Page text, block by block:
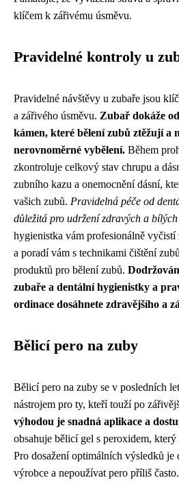
klíčem k zářivému úsměvu.
Pravidelné kontroly u
Pravidelné návštěvy u zubaře jsou
a zářivého úsměvu. Zubař dokáže
kámen, které bělení zubů ztěžují a
nerovnoměrné vybělení. Během
zkontroluje celkový stav chrupu a
zubního kazu a onemocnění dásní,
vašich zubů. Pravidelná péče od
důležitá pro udržení zdravých a bílých
hygienistka vám profesionálně vyčistí
a poradí vám s technikami čištění
produktů pro bělení zubů.
zubaře a dentální hygienistky a
ordinace dosáhnete zdravějšího a
Bělicí pero na zuby
Bělicí pero na zuby se v posledních
nástrojem pro ty, kteří touží po
výhodou je snadná aplikace a
obsahuje bělicí gel s peroxidem, který
Pro dosažení optimálních výsledků
výrobce a nepoužívat pero příliš často.